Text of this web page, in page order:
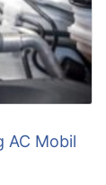
AC Mobil